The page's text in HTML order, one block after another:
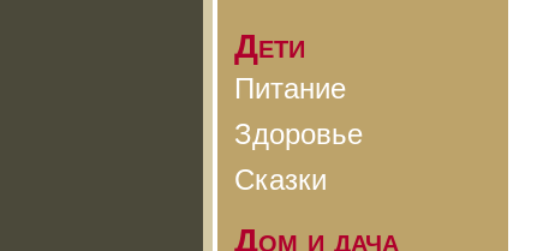
Дети
Питание
Здоровье
Сказки
Дом и дача